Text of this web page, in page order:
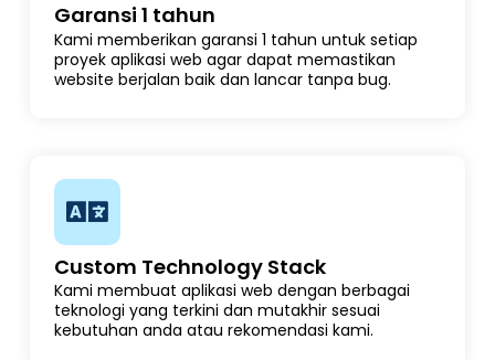
Garansi 1 tahun
Kami memberikan garansi 1 tahun untuk setiap
proyek aplikasi web agar dapat memastikan
website berjalan baik dan lancar tanpa bug.
Custom Technology Stack
Kami membuat aplikasi web dengan berbagai
teknologi yang terkini dan mutakhir sesuai
kebutuhan anda atau rekomendasi kami.